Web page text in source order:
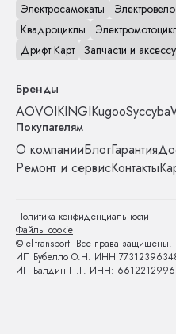
Электросамокаты
Квадроциклы
Дрифт Карт Запчасти и
Бренды
AOVOIKINGIKugooSyccyba
Покупателям
О компанииБлогГарантия
Ремонт и сервисКонтакты
© el-transport Все права защищены.
ИП Бубелло О.Н. ИНН
ИП Балдин П.Г. ИНН:
Политика конфиденциальности
Файлы cookie